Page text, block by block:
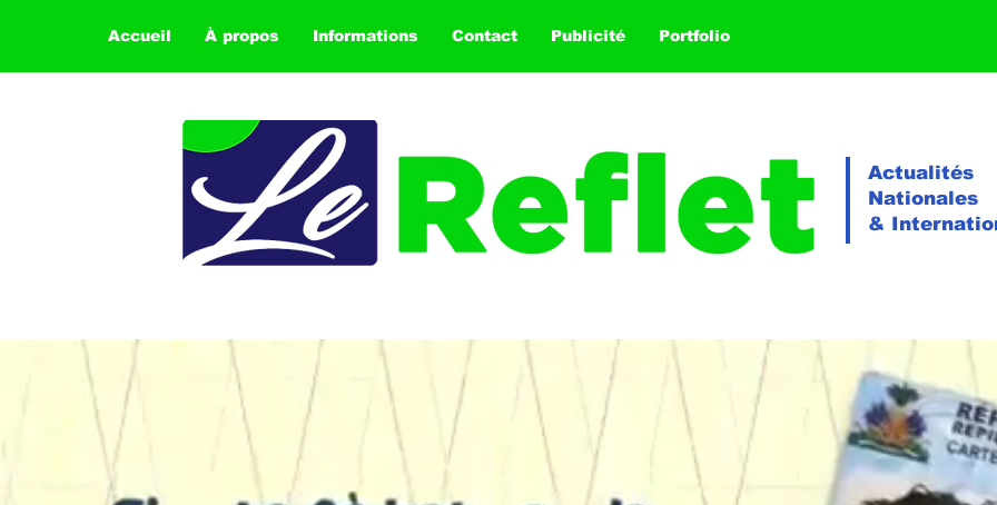
Accueil À propos Informations Contact Publicité Portfolio
Actualités
Nationales
&